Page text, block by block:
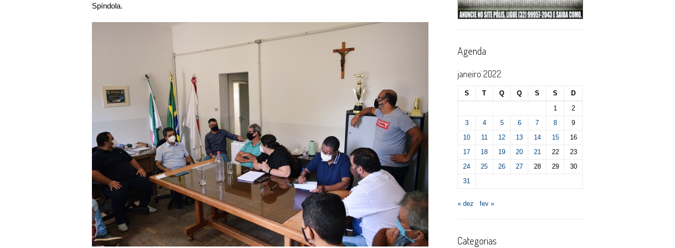
Spíndola.
Agenda
janeiro 2022
S T Q Q S S
D
1
2
3
4 5 6 7 8
9
10
11 12 13 14 15
16
17
18 19 20 21 22
23
24
25 26 27 28 29
30
31
« dez fev »
Categorias